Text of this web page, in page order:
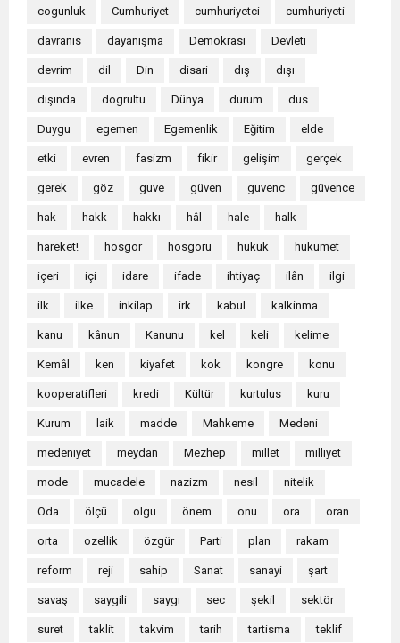
cogunluk Cumhuriyet cumhuriyetci cumhuriyeti
davranis dayanışma Demokrasi Devleti
devrim dil Din disari dış dışı
dışında dogrultu Dünya durum dus
Duygu egemen Egemenlik Eğitim elde
etki evren fasizm fikir gelişim gerçek
gerek göz guve güven guvenc güvence
hak hakk hakkı hâl hale halk
hareket! hosgor hosgoru hukuk hükümet
içeri içi idare ifade ihtiyaç ilân ilgi
ilk ilke inkilap irk kabul kalkinma
kanu kânun Kanunu kel keli kelime
Kemâl ken kiyafet kok kongre konu
kooperatifleri kredi Kültür kurtulus kuru
Kurum laik madde Mahkeme Medeni
medeniyet meydan Mezhep millet milliyet
mode mucadele nazizm nesil nitelik
Oda ölçü olgu önem onu ora oran
orta ozellik özgür Parti plan rakam
reform reji sahip Sanat sanayi şart
savaş saygili saygı sec şekil sektör
suret taklit takvim tarih tartisma teklif